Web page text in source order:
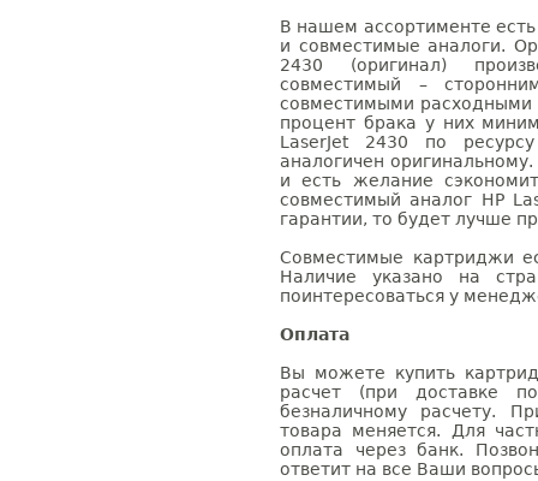
В нашем ассортименте
и совместимые аналоги.
2430 (оригинал)
совместимый –
совместимыми расходными
процент брака у них
LaserJet 2430 по
аналогичен
и есть желание
совместимый аналог HP
гарантии, то будет лучше
Совместимые картриджи
Наличие указано на
поинтересоваться у
Оплата
Вы можете купить
расчет (при доставке
безналичному расчету.
товара меняется. Для
оплата через банк.
ответит на все Ваши